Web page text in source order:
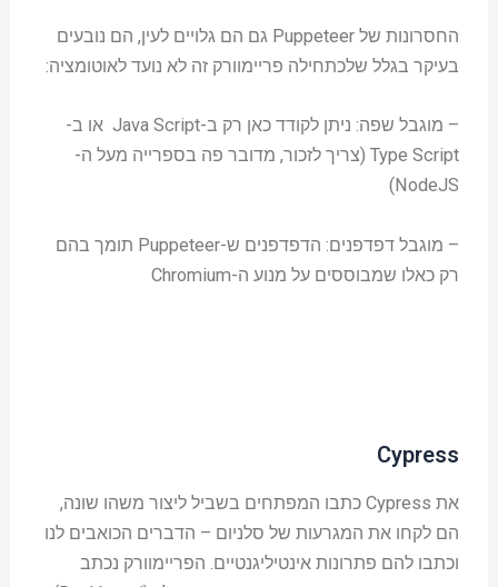
החסרונות של Puppeteer גם הם גלויים לעין, הם נובעים
בעיקר בגלל שלכתחילה פריימוורק זה לא נועד לאוטומציה:
– מוגבל שפה: ניתן לקודד כאן רק ב-Java Script או ב-
Type Script (צריך לזכור, מדובר פה בספרייה מעל ה-
NodeJS)
– מוגבל דפדפנים: הדפדפנים ש-Puppeteer תומך בהם
רק כאלו שמבוססים על מנוע ה-Chromium
Cypress
את Cypress כתבו המפתחים בשביל ליצור משהו שונה,
הם לקחו את המגרעות של סלניום – הדברים הכואבים לנו
וכתבו להם פתרונות אינטיליגנטיים. הפריימוורק נכתב